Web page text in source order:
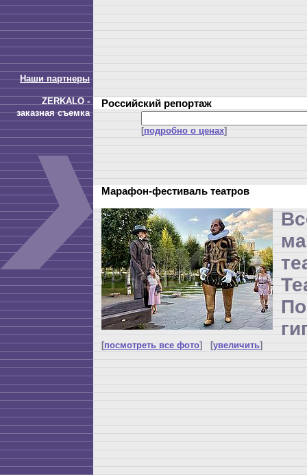
Наши партнеры
ZERKALO -
заказная съемка
Российский репортаж
[подробно о ценах]
Марафон-фестиваль театров
[посмотреть все фото] [увеличить]